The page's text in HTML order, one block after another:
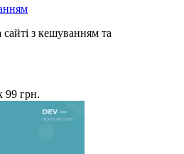
з кешуванням та
99 грн.